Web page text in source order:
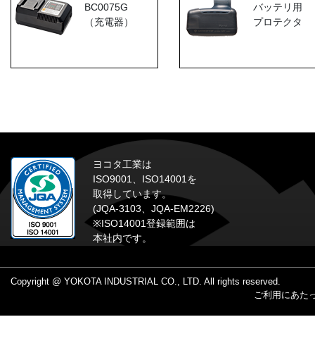
BC0075G
（充電器）
バッテリ用
プロテクタ
ヨコタ工業は
ISO9001、ISO14001を
取得しています。
(JQA-3103、JQA-EM2226)
※ISO14001登録範囲は
本社内です。
Copyright @ YOKOTA INDUSTRIAL CO., LTD. All rights reserved.
ご利用にあた